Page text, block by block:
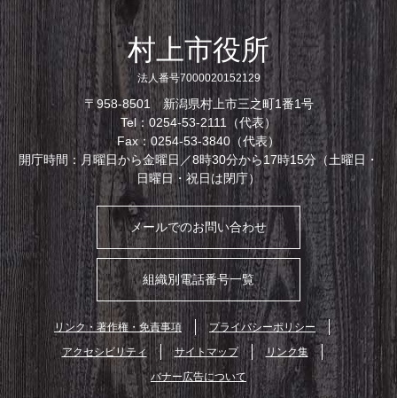
村上市役所
法人番号7000020152129
〒958-8501 新潟県村上市三之町1番1号
Tel：0254-53-2111（代表）
Fax：0254-53-3840（代表）
開庁時間：月曜日から金曜日／8時30分から17時15分（土曜日・
日曜日・祝日は閉庁）
メールでのお問い合わせ
組織別電話番号一覧
リンク・著作権・免責事項
プライバシーポリシー
アクセシビリティ
サイトマップ
リンク集
バナー広告について